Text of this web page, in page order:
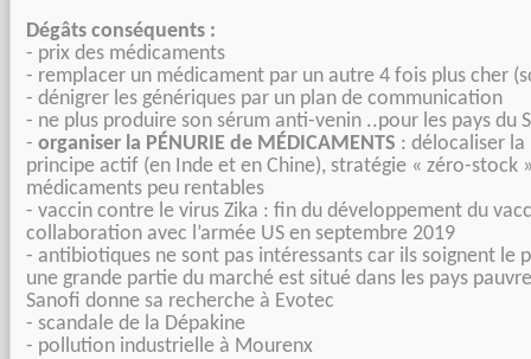
Dégâts conséquents :
- prix des médicaments
- remplacer un médicament par un autre 4 fois plus cher
- dénigrer les génériques par un plan de communication
- ne plus produire son sérum anti-venin ..pour les pays du
- organiser la PÉNURIE de MÉDICAMENTS : délocaliser
principe actif (en Inde et en Chine), stratégie « zéro-stock
médicaments peu rentables
- vaccin contre le virus Zika : fin du développement du
collaboration avec l’armée US en septembre 2019
- antibiotiques ne sont pas intéressants car ils soignent le
une grande partie du marché est situé dans les pays
Sanofi donne sa recherche à Evotec
- scandale de la Dépakine
- pollution industrielle à Mourenx